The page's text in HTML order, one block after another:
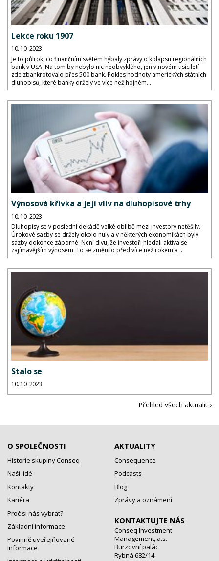
Lekce roku 1907
10. 10. 2023
Je to půlrok, co finančním světem hýbaly zprávy o kolapsu regionálních
bank v USA. Na tom by nebylo nic neobvyklého, jen v novém tisíciletí
zde zbankrotovalo přes 500 bank. Pokles hodnoty amerických státních
dluhopisů, které banky držely ve více než hojném...
Výnosová křivka a její vliv na dluhopisové trhy
10. 10. 2023
Dluhopisy se v poslední dekádě velké oblibě mezi investory netěšily.
Úrokové sazby se držely okolo nuly a v některých ekonomikách byly
sazby dokonce záporné. Není divu, že investoři hledali aktiva se
zajímavějším výnosem. To se změnilo před více než rokem a ...
Stalo se
10. 10. 2023
Přehled všech aktualit ›
O SPOLEČNOSTI
Historie skupiny Conseq
Naši lidé
Kontakty
Kariéra
Proč si nás vybrat?
Základní informace
Povinně uveřejňované
informace
AKTUALITY
Consequence
Podcasts
Blog
Zprávy a oznámení
KONTAKTUJTE NÁS
Conseq Investment
Management, a.s.
Burzovní palác
Rybná 682/14